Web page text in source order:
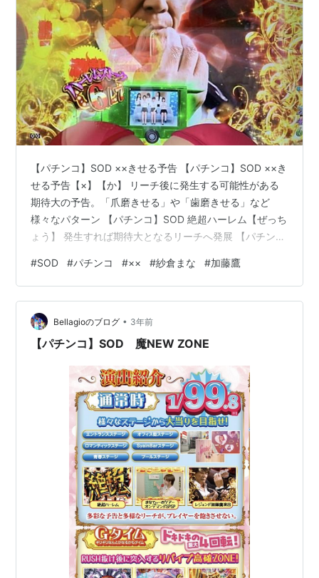
【パチンコ】SOD ××きせる予告 【パチンコ】SOD ××き
せる予告【×】【か】 リーチ後に発生する可能性がある
期待大の予告。「爪磨きせる」や「歯磨きせる」など
様々なパターン 【パチンコ】SOD 絶超ハーレム【ぜっち
ょう】 発生すれば期待大となるリーチへ発展 【パチン
ZONE BURST UP RUSH中にボタンを押して、魔NEW
ZONEまで昇格すれば期待大。 【パチンコ】SOD99ver
豊丸ととある企業の最新作２ 【パチンコ】SOD99ver 豊
丸ととある企業の最新作２ 【パチンコ】豊丸ととある企
業の最新作２ SOD99ve…
#SOD #パチンコ #×× #紗倉まな #加藤鷹
Bellagioのブログ • 3年前
【パチンコ】SOD 魔NEW ZONE